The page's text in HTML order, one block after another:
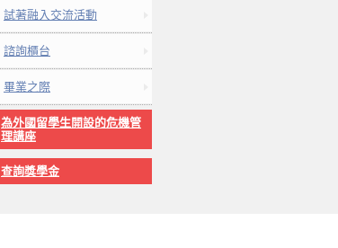
試著融入交流活動
諮詢櫃台
畢業之際
為外國留學生開設的危機管
理講座
查詢獎學金